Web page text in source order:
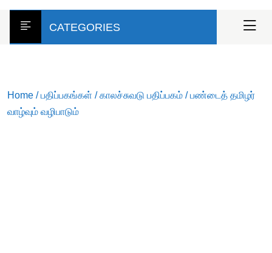
CATEGORIES
Home /பதிப்பகங்கள் /காலச்சுவடு பதிப்பகம் / பண்டைத் தமிழர்
வாழ்வும் வழிபாடும்